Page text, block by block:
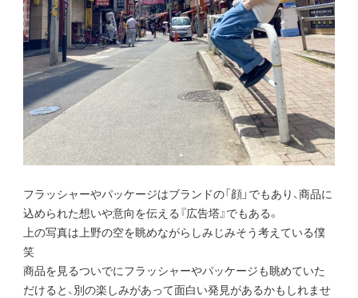
フラッシャーやパッケージはブランドの「顔」でもあり、商品に
込められた想いや意向を伝える『広告塔』でもある。
上の写真は上野の空を眺めながらしみじみそう考えている僕
笑
商品を見るついでにフラッシャーやパッケージも眺めていた
だけると、別の楽しみがあって面白い発見があるかもしれませ